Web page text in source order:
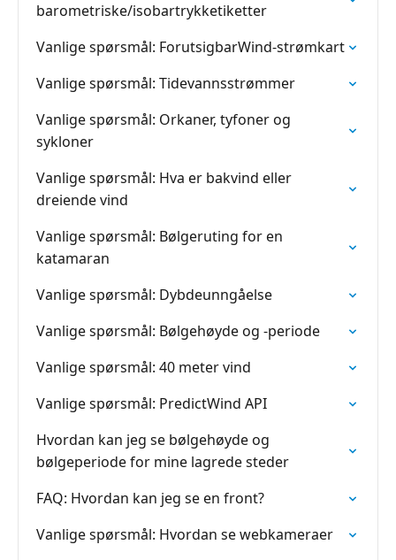
barometriske/isobartrykketiketter
Vanlige spørsmål: ForutsigbarWind-strømkart
Vanlige spørsmål: Tidevannsstrømmer
Vanlige spørsmål: Orkaner, tyfoner og
sykloner
Vanlige spørsmål: Hva er bakvind eller
dreiende vind
Vanlige spørsmål: Bølgeruting for en
katamaran
Vanlige spørsmål: Dybdeunngåelse
Vanlige spørsmål: Bølgehøyde og -periode
Vanlige spørsmål: 40 meter vind
Vanlige spørsmål: PredictWind API
Hvordan kan jeg se bølgehøyde og
bølgeperiode for mine lagrede steder
FAQ: Hvordan kan jeg se en front?
Vanlige spørsmål: Hvordan se webkameraer